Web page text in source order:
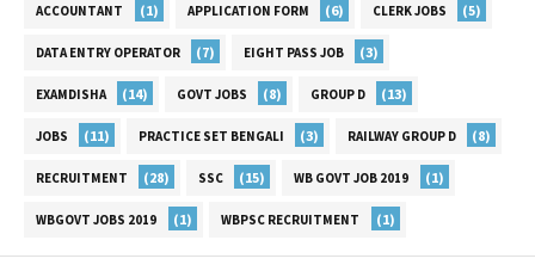
ACCOUNTANT (1) APPLICATION FORM (6) CLERK JOBS (5)
DATA ENTRY OPERATOR (7) EIGHT PASS JOB (3)
EXAMDISHA (14) GOVT JOBS (8) GROUP D (13)
JOBS (11) PRACTICE SET BENGALI (3) RAILWAY GROUP D (8)
RECRUITMENT (28) SSC (15) WB GOVT JOB 2019 (1)
WBGOVT JOBS 2019 (1) WBPSC RECRUITMENT (1)